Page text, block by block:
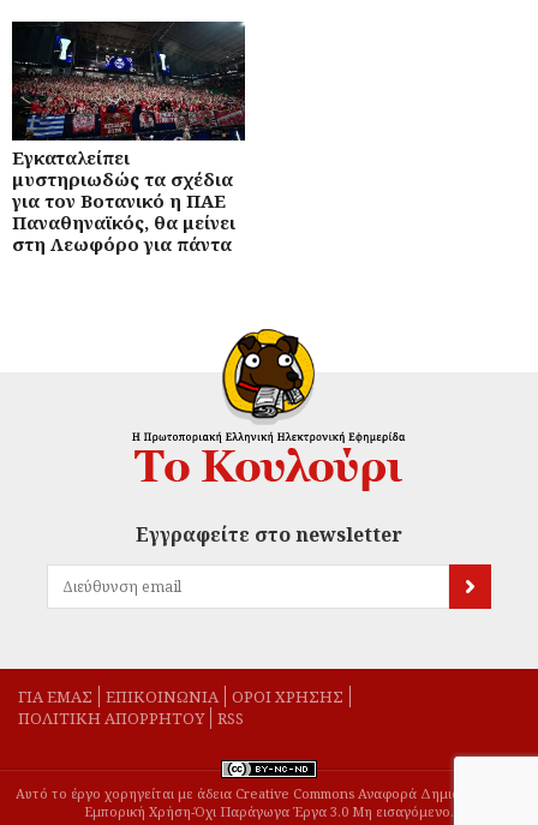
Εγκαταλείπει
μυστηριωδώς τα σχέδια
για τον Βοτανικό η ΠΑΕ
Παναθηναϊκός, θα μείνει
στη Λεωφόρο για πάντα
Εγγραφείτε στο newsletter
ΓΙΑ ΕΜΑΣ EΠΙΚΟΙΝΩΝΙΑ
ΟΡΟΙ ΧΡΗΣΗΣ
ΠΟΛΙΤΙΚΗ ΑΠΟΡΡΗΤΟΥ
RSS
Αυτό το έργο χορηγείται με άδεια Creative Commons Αναφορά Δημιουργού-Μη
Εμπορική Χρήση-Όχι Παράγωγα Έργα 3.0 Μη εισαγόμενο.